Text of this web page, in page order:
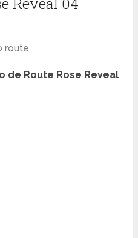
route
de Route Rose Reveal